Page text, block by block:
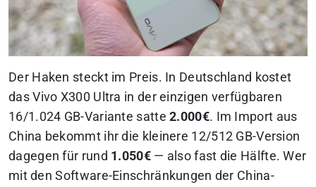
Der Haken steckt im Preis. In Deutschland kostet
das Vivo X300 Ultra in der einzigen verfügbaren
16/1.024 GB-Variante satte2.000€. Im Import aus
China bekommt ihr die kleinere 12/512 GB-Version
dagegen für rund 1.050€— also fast die Hälfte. Wer
mit den Software-Einschränkungen der China-